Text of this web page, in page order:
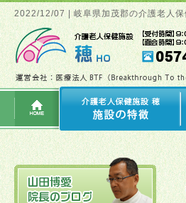
2022/12/07 | 岐阜県加茂郡の介護老人